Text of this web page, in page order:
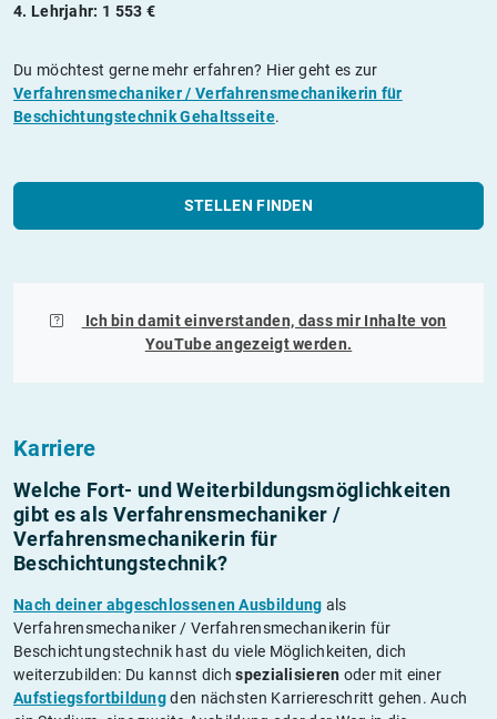
4. Lehrjahr: 1 553 €
Du möchtest gerne mehr erfahren? Hier geht es zur
Verfahrensmechaniker / Verfahrensmechanikerin für
Beschichtungstechnik Gehaltsseite.
STELLEN FINDEN
Ich bin damit einverstanden, dass mir Inhalte von
YouTubeangezeigt werden.
Karriere
Welche Fort- und Weiterbildungs­möglichkeiten
gibt es als Verfahrensmechaniker /
Verfahrensmechanikerin für
Beschichtungstechnik?
Nach deiner abgeschlossenen Ausbildung als
Verfahrensmechaniker / Verfahrensmechanikerin für
Beschichtungstechnik hast du viele Möglichkeiten, dich
weiterzubilden: Du kannst dichspezialisieren oder mit einer
Aufstiegsfortbildungden nächsten Karriereschritt gehen. Auch